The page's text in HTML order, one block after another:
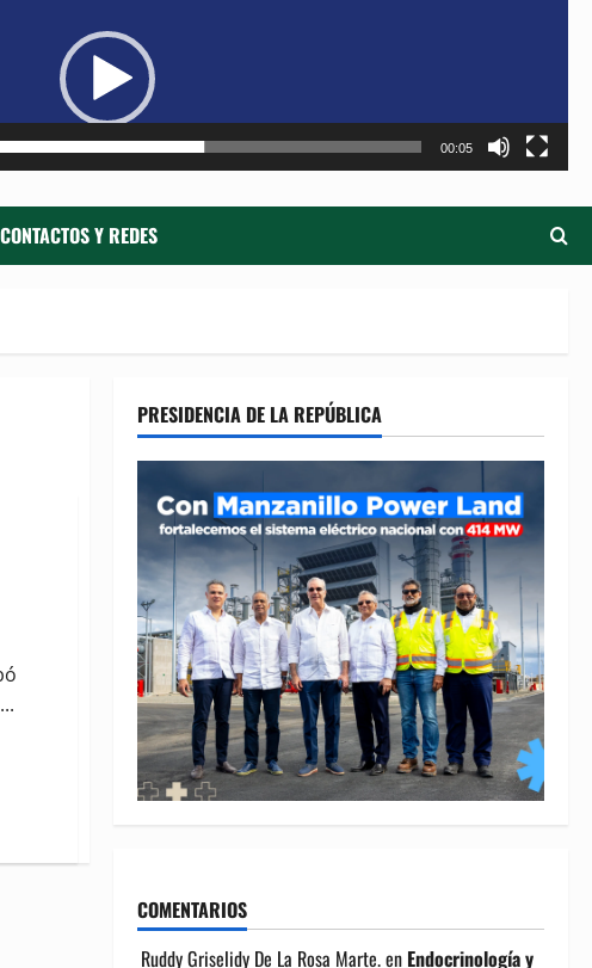
00:05
CONTACTOS Y REDES
PRESIDENCIA DE LA REPÚBLICA
COMENTARIOS
Ruddy Griselidy De La Rosa Marte.en Endocrinología y